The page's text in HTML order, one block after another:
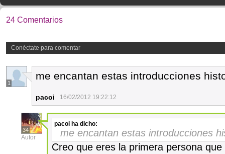
24 Comentarios
Conéctate para comentar
1
me encantan estas introducciones
pacoi 16/02/2012 19:22:12
34
Autor
pacoi ha dicho:
me encantan estas introducciones
Creo que eres la primera persona